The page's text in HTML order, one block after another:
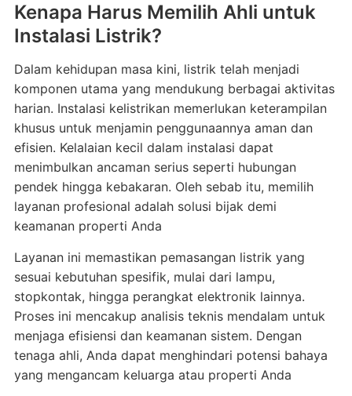
Kenapa Harus Memilih Ahli untuk
Instalasi Listrik?
Dalam kehidupan masa kini, listrik telah menjadi
komponen utama yang mendukung berbagai aktivitas
harian. Instalasi kelistrikan memerlukan keterampilan
khusus untuk menjamin penggunaannya aman dan
efisien. Kelalaian kecil dalam instalasi dapat
menimbulkan ancaman serius seperti hubungan
pendek hingga kebakaran. Oleh sebab itu, memilih
layanan profesional adalah solusi bijak demi
keamanan properti Anda
Layanan ini memastikan pemasangan listrik yang
sesuai kebutuhan spesifik, mulai dari lampu,
stopkontak, hingga perangkat elektronik lainnya.
Proses ini mencakup analisis teknis mendalam untuk
menjaga efisiensi dan keamanan sistem. Dengan
tenaga ahli, Anda dapat menghindari potensi bahaya
yang mengancam keluarga atau properti Anda